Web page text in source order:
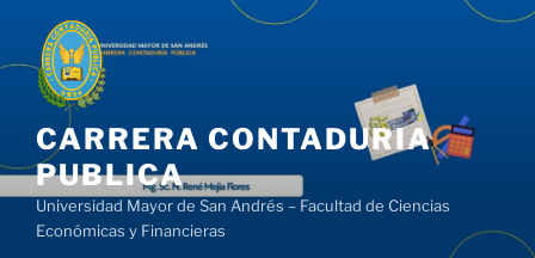
contenido
CARRERA CONTADURIA
PUBLICA
Universidad Mayor de San Andrés – Facultad de Ciencias
Económicas y Financieras